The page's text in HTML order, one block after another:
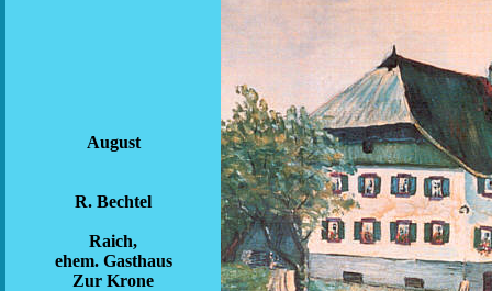
August
R. Bechtel
Raich,
ehem. Gasthaus
Zur Krone